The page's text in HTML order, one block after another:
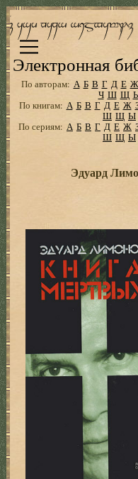
Электронная
По авторам: А Б В Г Д Е Ж
Ч Ш Щ
По книгам: А Б В Г Д Е Ж
Ш Щ Ы
По сериям: А Б В Г Д Е Ж
Ш Щ Ы
Эдуард